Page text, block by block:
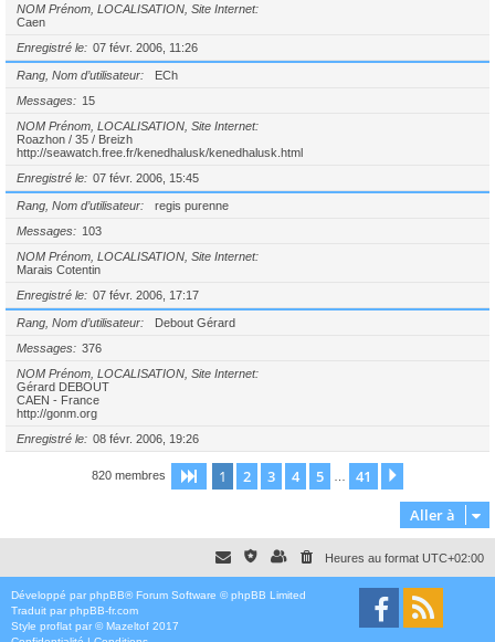
NOM Prénom, LOCALISATION, Site Internet
Caen
Enregistré le
07 févr. 2006, 11:26
Rang, Nom d’utilisateur
ECh
Messages
15
NOM Prénom, LOCALISATION, Site Internet
Roazhon / 35 / Breizh
http://seawatch.free.fr/kenedhalusk/kenedhalusk.html
Enregistré le
07 févr. 2006, 15:45
Rang, Nom d’utilisateur
regis purenne
Messages
103
NOM Prénom, LOCALISATION, Site Internet
Marais Cotentin
Enregistré le
07 févr. 2006, 17:17
Rang, Nom d’utilisateur
Debout Gérard
Messages
376
NOM Prénom, LOCALISATION, Site Internet
Gérard DEBOUT
CAEN - France
http://gonm.org
Enregistré le
08 févr. 2006, 19:26
820 membres Page 1sur41
1 2 3 4 5 41
Aller à
Heures au format UTC+02:00
Développé par phpBB® Forum Software © phpBB Limited
Traduit par phpBB-fr.com
Style proflat par ©Mazeltof 2017